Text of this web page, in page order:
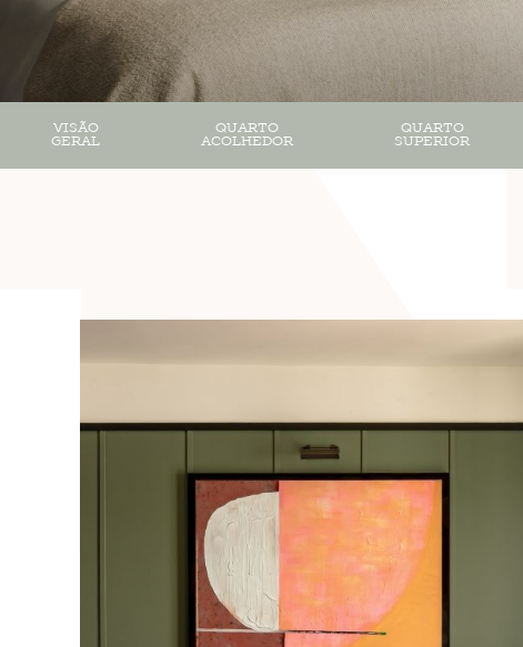
VISÃO
GERAL
QUARTO
ACOLHEDOR
QUARTO
SUPERIOR